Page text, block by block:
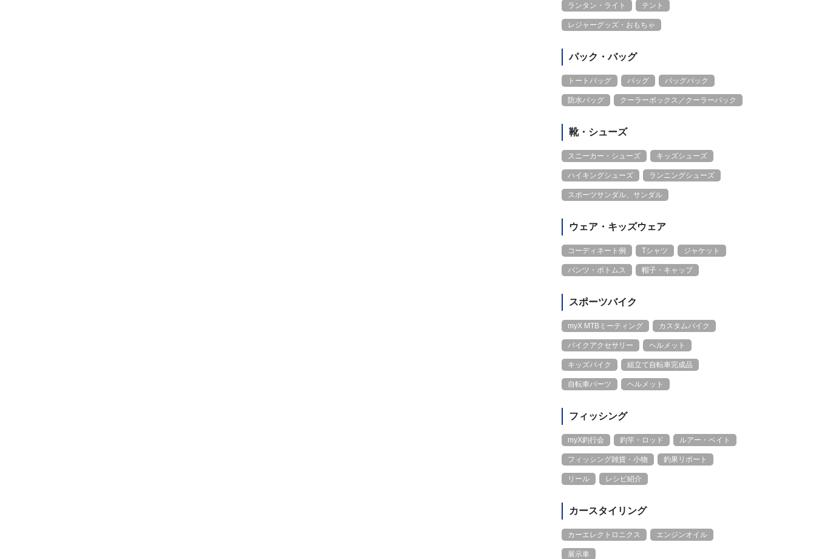
ランタン・ライト テント
レジャーグッズ・おもちゃ
パック・バッグ
トートバッグ バッグ バッグパック
防水バッグ クーラーボックス／クーラーバック
靴・シューズ
スニーカー・シューズ キッズシューズ
ハイキングシューズ ランニングシューズ
スポーツサンダル、サンダル
ウェア・キッズウェア
コーディネート例 Tシャツ ジャケット
パンツ・ボトムス 帽子・キャップ
スポーツバイク
myX MTBミーティング カスタムバイク
バイクアクセサリー ヘルメット
キッズバイク 組立て自転車完成品
自転車パーツ ヘルメット
フィッシング
myX釣行会 釣竿・ロッド ルアー・ベイト
フィッシング雑貨・小物 釣果リポート
リール レシピ紹介
カースタイリング
カーエレクトロニクス エンジンオイル
展示車